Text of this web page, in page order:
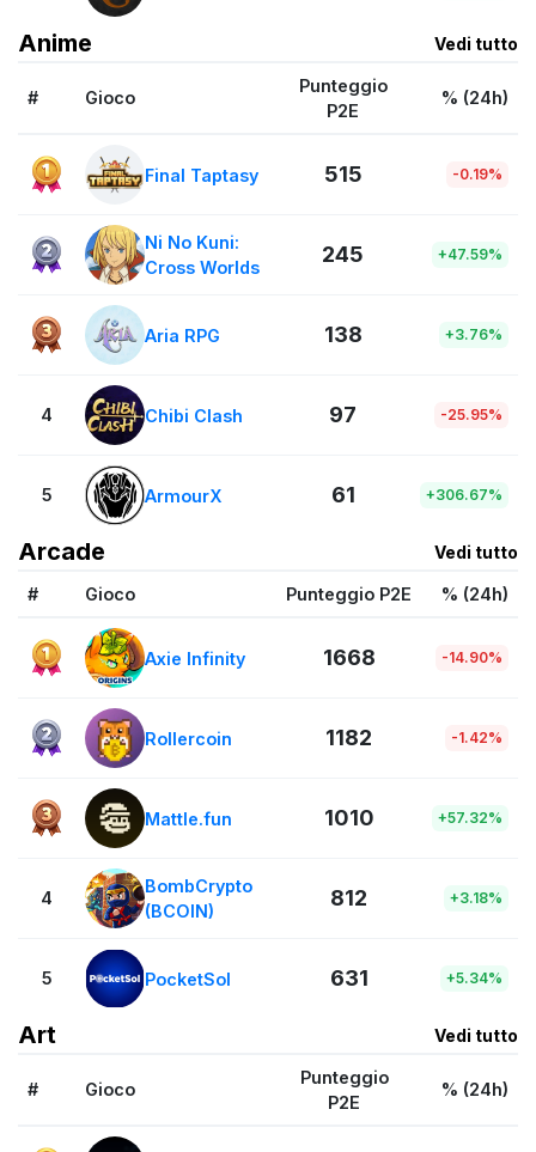
Anime Vedi tutto
# Gioco
Punteggio
P2E
% (24h)
Final Taptasy 515 -0.19%
Ni No Kuni:
Cross Worlds
245 +47.59%
Aria RPG 138 +3.76%
4 Chibi Clash 97 -25.95%
5 ArmourX 61 +306.67%
Arcade Vedi tutto
# Gioco Punteggio P2E % (24h)
Axie Infinity 1668 -14.90%
Rollercoin 1182 -1.42%
Mattle.fun 1010 +57.32%
4
BombCrypto
(BCOIN)
812 +3.18%
5 PocketSol 631 +5.34%
Art Vedi tutto
# Gioco
Punteggio
P2E
% (24h)